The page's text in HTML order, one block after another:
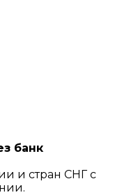
банк
и стран СНГ с